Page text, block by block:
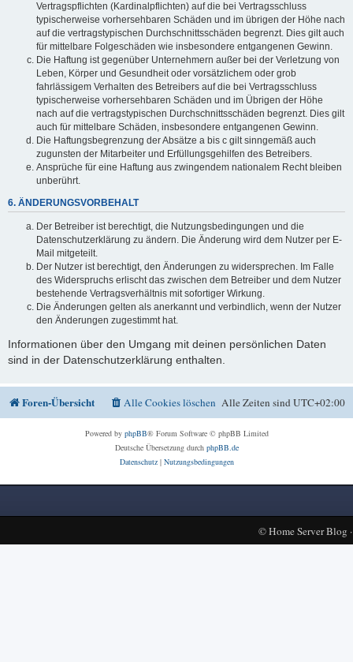
Vertragspflichten (Kardinalpflichten) auf die bei Vertragsschluss
typischerweise vorhersehbaren Schäden und im übrigen der Höhe nach
auf die vertragstypischen Durchschnittsschäden begrenzt. Dies gilt auch
für mittelbare Folgeschäden wie insbesondere entgangenen Gewinn.
Die Haftung ist gegenüber Unternehmern außer bei der Verletzung von
Leben, Körper und Gesundheit oder vorsätzlichem oder grob
fahrlässigem Verhalten des Betreibers auf die bei Vertragsschluss
typischerweise vorhersehbaren Schäden und im Übrigen der Höhe
nach auf die vertragstypischen Durchschnittsschäden begrenzt. Dies gilt
auch für mittelbare Schäden, insbesondere entgangenen Gewinn.
Die Haftungsbegrenzung der Absätze a bis c gilt sinngemäß auch
zugunsten der Mitarbeiter und Erfüllungsgehilfen des Betreibers.
Ansprüche für eine Haftung aus zwingendem nationalem Recht bleiben
unberührt.
6. ÄNDERUNGSVORBEHALT
Der Betreiber ist berechtigt, die Nutzungsbedingungen und die
Datenschutzerklärung zu ändern. Die Änderung wird dem Nutzer per E-
Mail mitgeteilt.
Der Nutzer ist berechtigt, den Änderungen zu widersprechen. Im Falle
des Widerspruchs erlischt das zwischen dem Betreiber und dem Nutzer
bestehende Vertragsverhältnis mit sofortiger Wirkung.
Die Änderungen gelten als anerkannt und verbindlich, wenn der Nutzer
den Änderungen zugestimmt hat.
Informationen über den Umgang mit deinen persönlichen Daten
sind in der Datenschutzerklärung enthalten.
Foren-Übersicht Alle Zeiten sindUTC+02:00
Alle Cookies löschen
Powered by phpBB® Forum Software © phpBB Limited
Deutsche Übersetzung durch phpBB.de
Datenschutz| Nutzungsbedingungen
©Home Server Blog